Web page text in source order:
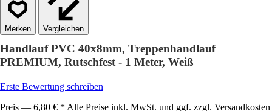
Vergleichen
Handlauf PVC 40x8mm, Treppenhandlauf
PREMIUM, Rutschfest - 1 Meter, Weiß
Erste Bewertung schreiben
Preis — 6,80 € * Alle Preise inkl. MwSt. und ggf. zzgl. Versandkosten